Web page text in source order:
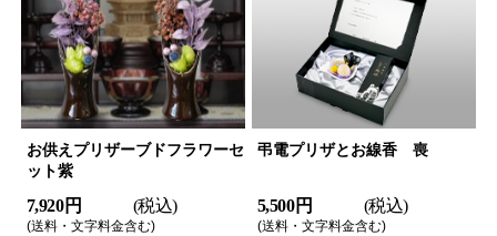
お供えプリザーブドフラワーセ
ット紫
7,920 円 (税込)
(送料・文字料金含む)
弔電プリザとお線香 喪
5,500 円 (税込)
(送料・文字料金含む)